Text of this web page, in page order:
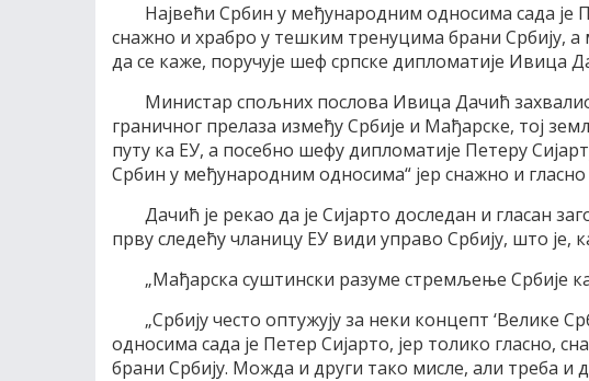
Највећи Србин у међународним односима сада је
снажно и храбро у тешким тренуцима брани Србију,
да се каже, поручује шеф српске дипломатије Ивица
Министар спољних послова Ивица Дачић
граничног прелаза између Србије и Мађарске, тој
путу ка ЕУ, а посебно шефу дипломатије Петеру
Србин у међународним односима“ јер снажно и гласно
Дачић је рекао да је Сијарто доследан и гласан
прву следећу чланицу ЕУ види управо Србију, што је,
„Мађарска суштински разуме стремљење Србије
„Србију често оптужују за неки концепт ‘Велике
односима сада је Петер Сијарто, јер толико гласно,
брани Србију. Можда и други тако мисле, али треба и